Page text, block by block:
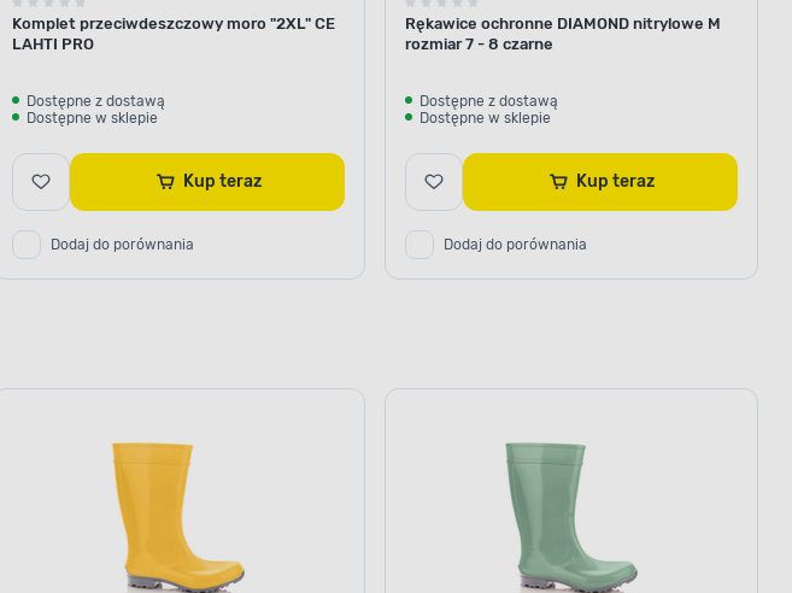
Komplet przeciwdeszczowy moro "2XL" CE
LAHTI PRO
Dostępne z dostawą
Dostępne w sklepie
Kup teraz
Dodaj do porównania
Rękawice ochronne DIAMOND nitrylowe M
rozmiar 7 - 8 czarne
Dostępne z dostawą
Dostępne w sklepie
Kup teraz
Dodaj do porównania